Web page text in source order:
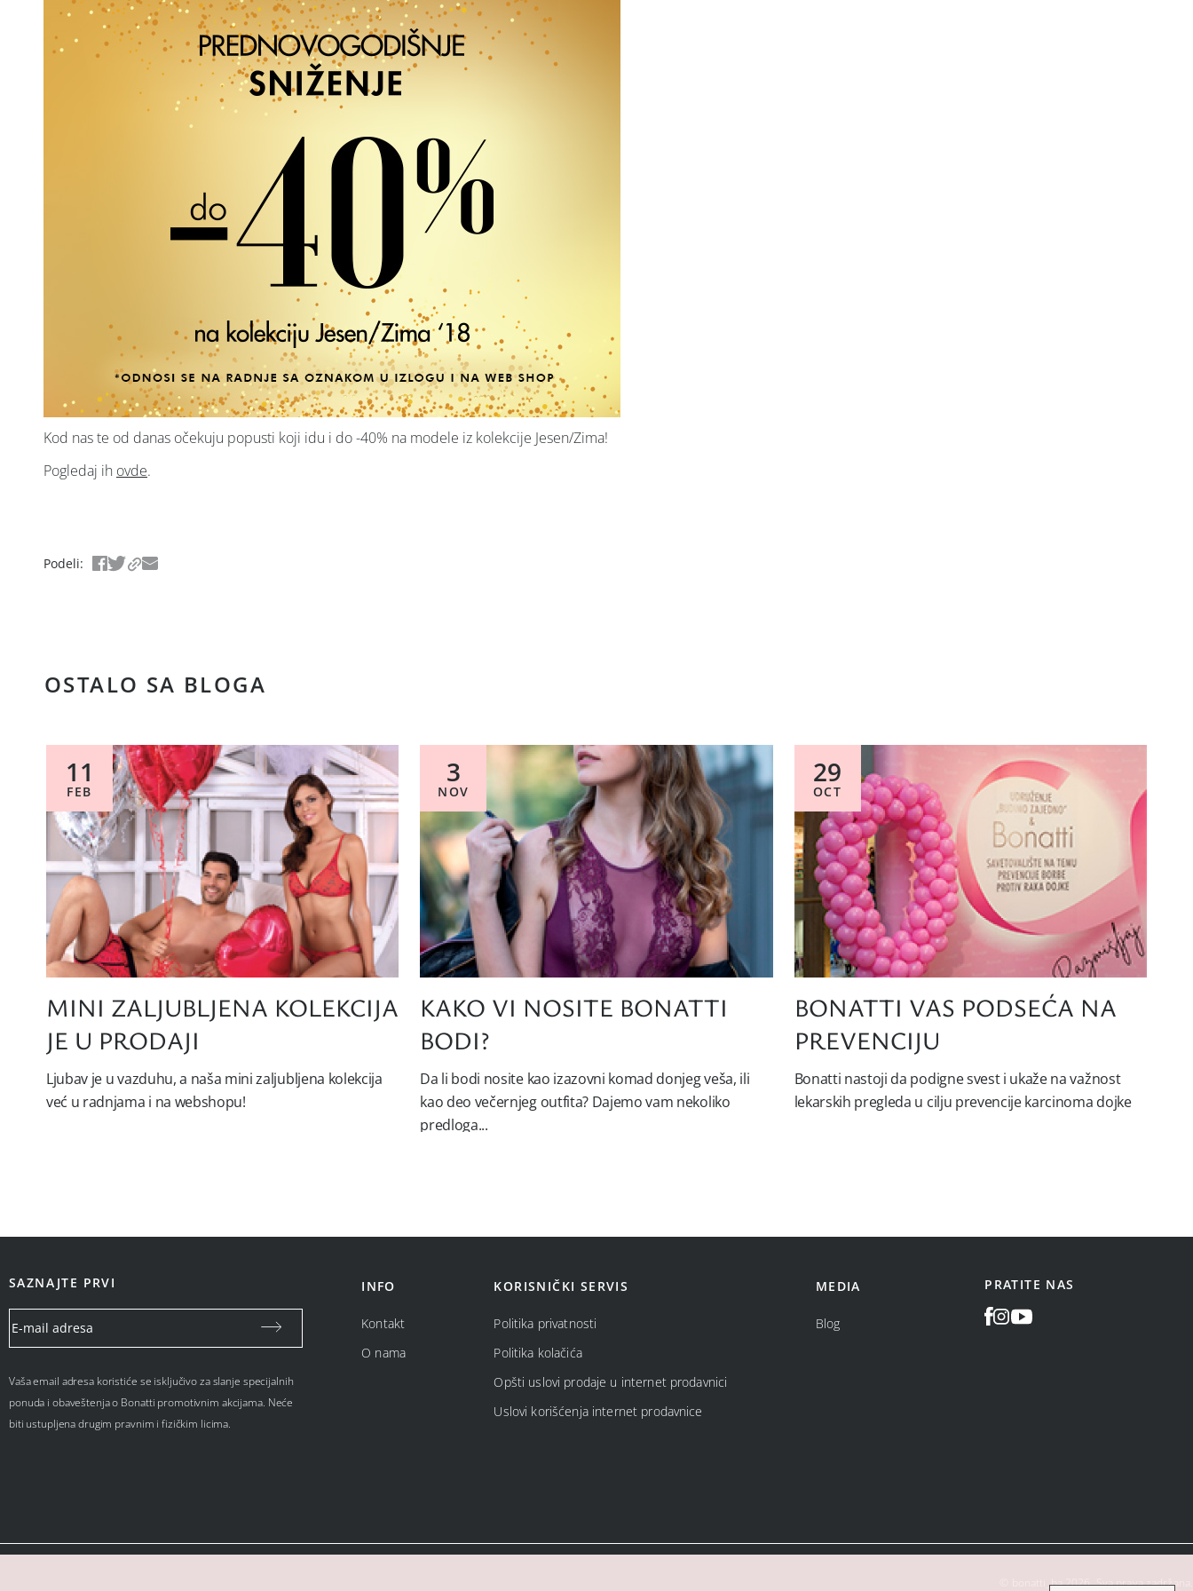
Kod nas te od danas očekuju popusti koji idu i do -40% na modele iz kolekcije Jesen/Zima!
Pogledaj ih ovde.
Podeli:
OSTALO SA BLOGA
11
FEB
MINI ZALJUBLJENA KOLEKCIJA
JE U PRODAJI
Ljubav je u vazduhu, a naša mini zaljubljena kolekcija
već u radnjama i na webshopu!
3
NOV
KAKO VI NOSITE BONATTI
BODI?
Da li bodi nosite kao izazovni komad donjeg veša, ili
kao deo večernjeg outfita? Dajemo vam nekoliko
predloga...
29
OCT
BONATTI VAS PODSEĆA NA
PREVENCIJU
Bonatti nastoji da podigne svest i ukaže na važnost
lekarskih pregleda u cilju prevencije karcinoma dojke
SAZNAJTE PRVI
Vaša email adresa koristiće se isključivo za slanje specijalnih
ponuda i obaveštenja o Bonatti promotivnim akcijama. Neće
biti ustupljena drugim pravnim i fizičkim licima.
INFO
Kontakt
O nama
KORISNIČKI SERVIS
Politika privatnosti
Politika kolačića
Opšti uslovi prodaje u internet prodavnici
Uslovi korišćenja internet prodavnice
MEDIA
Blog
PRATITE NAS
bonatti_ba2026.Sva prava zadržana.